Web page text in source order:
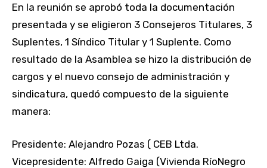
En la reunión se aprobó toda la documentación
presentada y se eligieron 3 Consejeros Titulares, 3
Suplentes, 1 Síndico Titular y 1 Suplente. Como
resultado de la Asamblea se hizo la distribución de
cargos y el nuevo consejo de administración y
sindicatura, quedó compuesto de la siguiente
manera:
Presidente: Alejandro Pozas ( CEB Ltda.
Vicepresidente: Alfredo Gaiga (Vivienda RíoNegro